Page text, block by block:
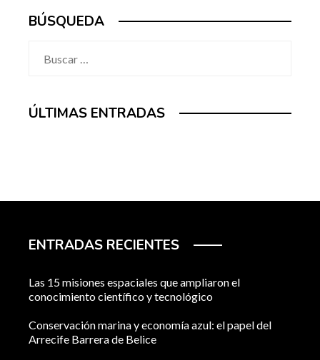
BÚSQUEDA
ÚLTIMAS ENTRADAS
ENTRADAS RECIENTES
Las 15 misiones espaciales que ampliaron el
conocimiento científico y tecnológico
Conservación marina y economía azul: el papel del
Arrecife Barrera de Belice